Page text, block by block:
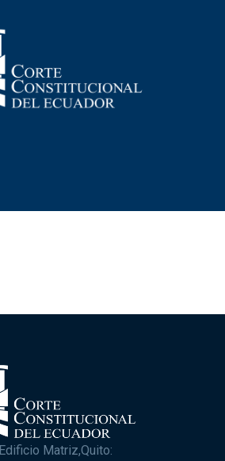
Edificio Matriz,Quito: